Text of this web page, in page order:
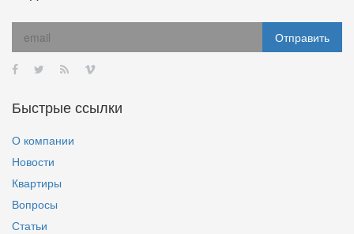
Быстрые ссылки
О компании
Новости
Квартиры
Вопросы
Статьи